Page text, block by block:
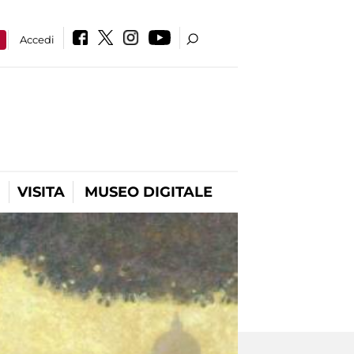
Accedi
VISITA MUSEO DIGITALE